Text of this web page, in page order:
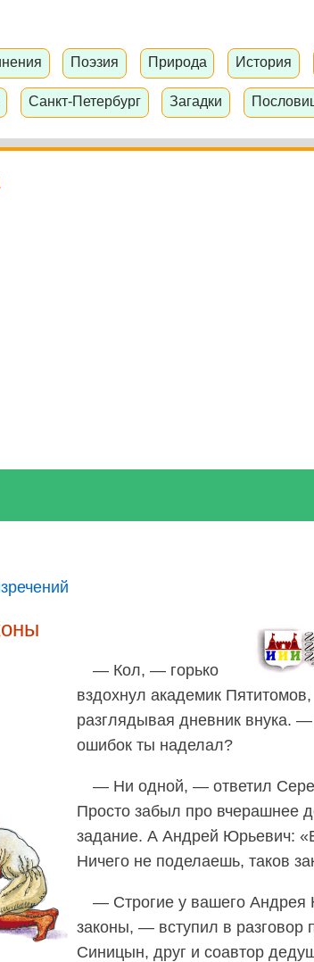
Поэзия Природа История
Санкт-Петербург Загадки
— Кол, — горько
вздохнул академик Пятитомов,
разглядывая дневник внука.
ошибок ты наделал?
— Ни одной, — ответил
Просто забыл про вчерашнее
задание. А Андрей Юрьевич:
Ничего не поделаешь, таков
— Строгие у вашего Андрея
законы, — вступил в разговор
Синицын, друг и соавтор